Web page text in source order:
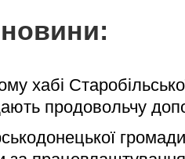
новини:
хабі
продовольчу